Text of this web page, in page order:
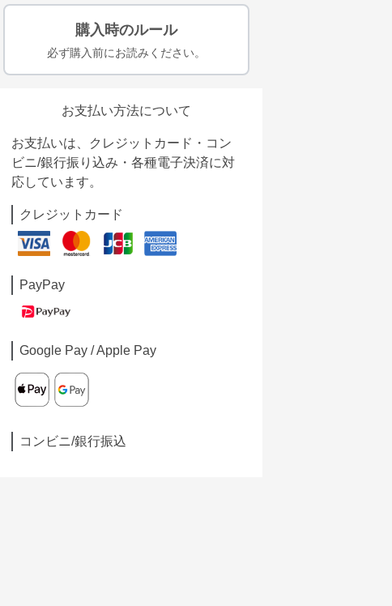
購入時のルール
必ず購入前にお読みください。
お支払い方法について
お支払いは、クレジットカード・コン
ビニ/銀行振り込み・各種電子決済に対
応しています。
クレジットカード
PayPay
Google Pay / Apple Pay
コンビニ/銀行振込